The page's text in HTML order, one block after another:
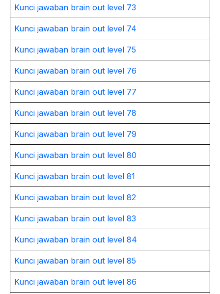
Kunci jawaban brain out level 73
Kunci jawaban brain out level 74
Kunci jawaban brain out level 75
Kunci jawaban brain out level 76
Kunci jawaban brain out level 77
Kunci jawaban brain out level 78
Kunci jawaban brain out level 79
Kunci jawaban brain out level 80
Kunci jawaban brain out level 81
Kunci jawaban brain out level 82
Kunci jawaban brain out level 83
Kunci jawaban brain out level 84
Kunci jawaban brain out level 85
Kunci jawaban brain out level 86